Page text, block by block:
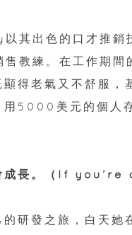
出色的口才推銷
售教練。在工作
得老氣又不舒服
用5000美元的個人
會成長。（If
的研發之旅，白天